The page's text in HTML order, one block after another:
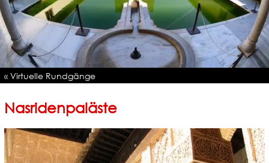
« Virtuelle Rundgänge
Nasridenpaläste